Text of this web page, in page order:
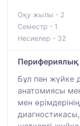
Оқу жылы - 2
Семестр - 1
Несиелер - 32
Перифериялық
Бұл пән жүйке
анатомиясы
мен